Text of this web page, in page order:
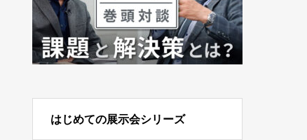
はじめての展示会シリーズ